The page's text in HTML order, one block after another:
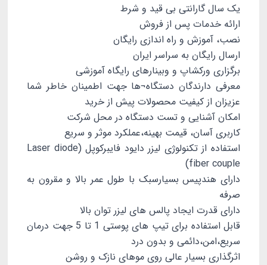
یک سال گارانتی بی قید و شرط
ارائه خدمات پس از فروش
نصب، آموزش و راه اندازی رایگان
ارسال رایگان به سراسر ایران
برگزاری ورکشاپ و وبینارهای رایگاه آموزشی
معرفی دارندگان دستگاه¬ها جهت اطمینان خاطر شما
عزیزان از کیفیت محصولات پیش از خرید
امکان آشنایی و تست دستگاه در محل شرکت
کاربری آسان، قیمت بهینه،عملکرد موثر و سریع
استفاده از تکنولوژی لیزر دایود فایبرکوپل (Laser diode
fiber couple)
دارای هندپیس بسیارسبک با طول عمر بالا و مقرون به
صرفه
دارای قدرت ایجاد پالس های لیزر توان بالا
قابل استفاده برای تیپ های پوستی 1 تا 5 جهت درمان
سریع،امن،دائمی و بدون درد
اثرگذاری بسیار عالی روی موهای نازک و روشن